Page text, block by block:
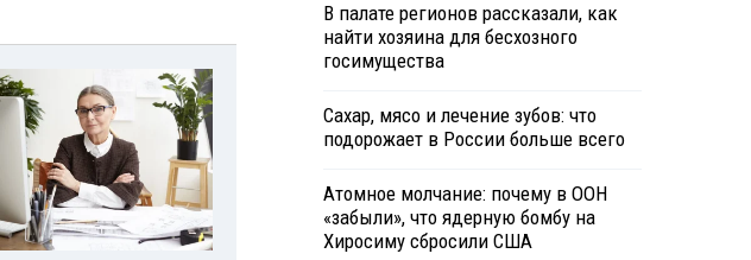
В палате регионов рассказали, как
найти хозяина для бесхозного
госимущества
Сахар, мясо и лечение зубов: что
подорожает в России больше всего
Атомное молчание: почему в ООН
«забыли», что ядерную бомбу на
Хиросиму сбросили США